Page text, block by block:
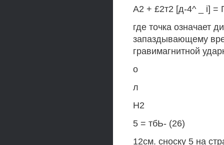
А2 + £2т2 [д-4^ _ i] =
где точка означает
запаздывающему
гравимагнитной
о
л
Н2
5 = тбЬ- (26)
12см. сноску 5 на